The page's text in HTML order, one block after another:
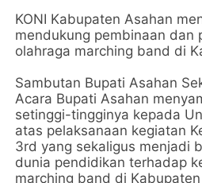
KONI Kabupaten Asahan
mendukung pembinaan dan
olahraga marching band di
Sambutan Bupati Asahan
Acara Bupati Asahan
setinggi-tingginya kepada
atas pelaksanaan kegiatan
3rd yang sekaligus menjadi
dunia pendidikan terhadap
marching band di